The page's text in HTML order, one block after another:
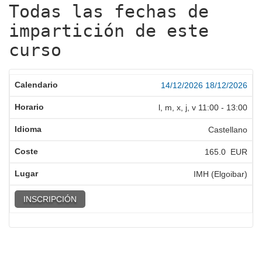
Todas las fechas de
impartición de este
curso
14/12/2026 18/12/2026
l, m, x, j, v 11:00 - 13:00
Castellano
165.0 EUR
IMH (Elgoibar)
INSCRIPCIÓN